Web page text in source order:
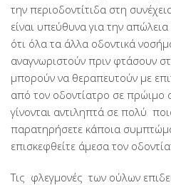
την περιοδοντίτιδα στη
είναι υπεύθυνα για την
ότι όλα τα άλλα οδοντικά
αναγνωριστούν πριν φτάσουν
μπορούν να θεραπευτούν με
από τον οδοντίατρο σε πρώιμο
γίνονται αντιληπτά σε πολύ
παρατηρήσετε κάποια
επισκεφθείτε άμεσα τον
Τις φλεγμονές των ούλων